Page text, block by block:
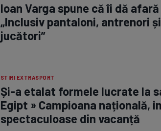
Ioan Varga spune că îi dă afară
„Inclusiv pantaloni, antrenori
jucători”
STIRI EXTRASPORT
Și-a etalat formele lucrate la
Egipt » Campioana națională,
spectaculoase din vacanță